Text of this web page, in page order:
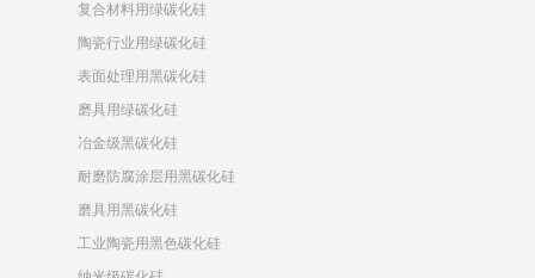
复合材料用绿碳化硅
陶瓷行业用绿碳化硅
表面处理用黑碳化硅
磨具用绿碳化硅
冶金级黑碳化硅
耐磨防腐涂层用黑碳化硅
磨具用黑碳化硅
工业陶瓷用黑色碳化硅